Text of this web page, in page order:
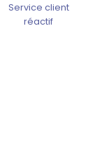
Service client
réactif